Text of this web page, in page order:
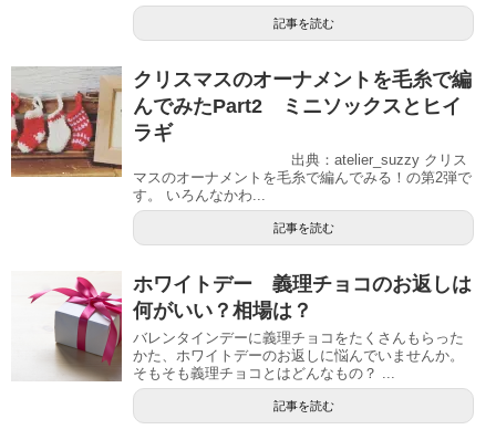
記事を読む
クリスマスのオーナメントを毛糸で編
んでみたPart2 ミニソックスとヒイ
ラギ
出典：atelier_suzzy クリス
マスのオーナメントを毛糸で編んでみる！の第2弾で
す。 いろんなかわ...
記事を読む
ホワイトデー 義理チョコのお返しは
何がいい？相場は？
バレンタインデーに義理チョコをたくさんもらった
かた、ホワイトデーのお返しに悩んでいませんか。
そもそも義理チョコとはどんなもの？ ...
記事を読む